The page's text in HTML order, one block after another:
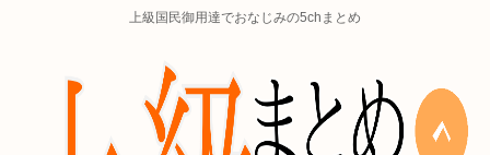
上級国民御用達でおなじみの5chまとめ